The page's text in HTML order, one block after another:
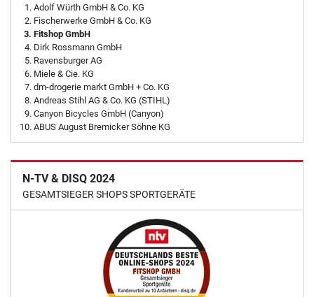
Adolf Würth GmbH & Co. KG
Fischerwerke GmbH & Co. KG
Fitshop GmbH
Dirk Rossmann GmbH
Ravensburger AG
Miele & Cie. KG
dm-drogerie markt GmbH + Co. KG
Andreas Stihl AG & Co. KG (STIHL)
Canyon Bicycles GmbH (Canyon)
ABUS August Bremicker Söhne KG
N-TV & DISQ 2024
GESAMTSIEGER SHOPS SPORTGERÄTE